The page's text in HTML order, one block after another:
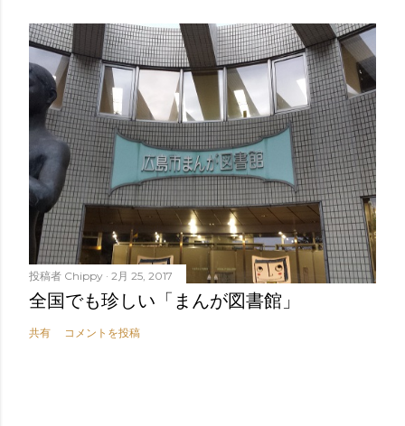
投稿者 Chippy 2月 25, 2017
全国でも珍しい「まんが図書館」
共有 コメントを投稿